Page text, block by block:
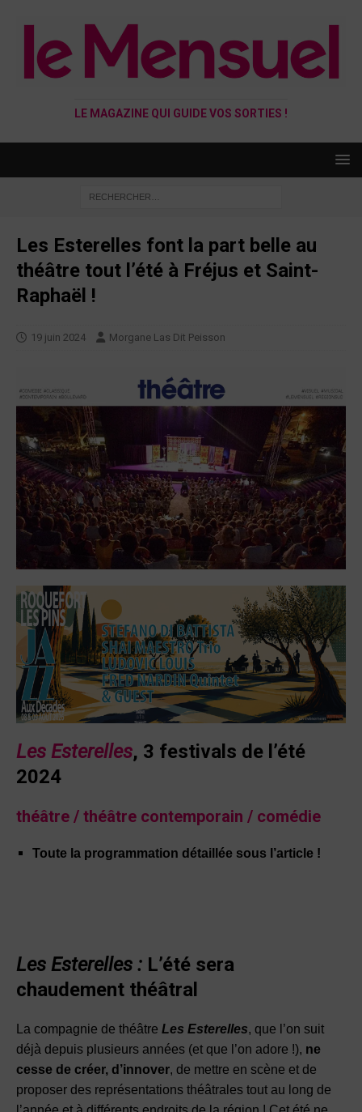
LE MAGAZINE QUI GUIDE VOS SORTIES !
Les Esterelles font la part belle au
théâtre tout l’été à Fréjus et Saint-
Raphaël !
19 juin 2024 Morgane Las Dit Peisson
Les Esterelles, 3 festivals de l’été
2024
théâtre / théâtre contemporain / comédie
Toute la programmation détaillée sous l’article !
Les Esterelles : L’été sera
chaudement théâtral
La compagnie de théâtre Les Esterelles, que l’on suit
déjà depuis plusieurs années (et que l’on adore !), ne
cesse de créer, d’innover, de mettre en scène et de
proposer des représentations théâtrales tout au long de